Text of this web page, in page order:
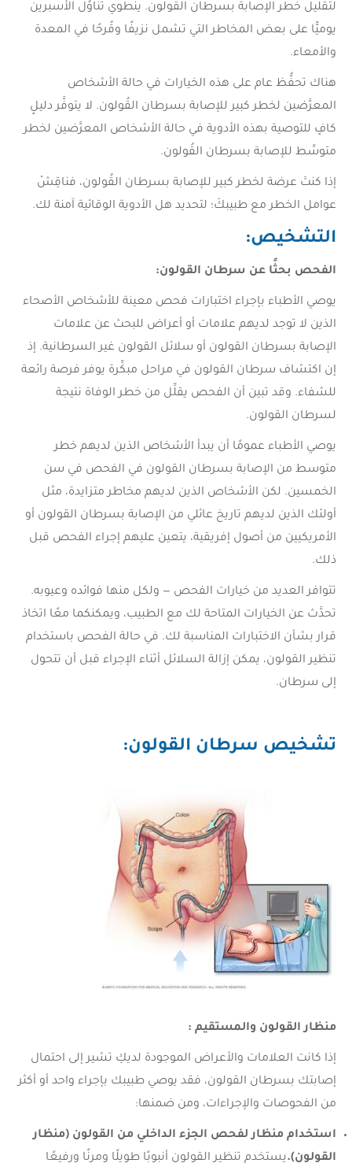
لتقليل خطر الإصابة بسرطان القُولون. ينطوي تناوُل الأسبرين
يوميًّا على بعض المخاطر التي تشمل نزيفًا وقُرحًا في المعدة
والأمعاء.
هناك تحفُّظ عام على هذه الخيارات في حالة الأشخاص
المعرَّضين لخطر كبير للإصابة بسرطان القُولون. لا يتوفَّر دليلٍ
كافٍ للتوصية بهذه الأدوية في حالة الأشخاص المعرَّضين لخطر
متوسِّط للإصابة بسرطان القُولون.
إذا كنتَ عرضة لخطر كبير للإصابة بسرطان القُولون، فناقِشْ
عوامل الخطر مع طبيبكَ؛ لتحديد هل الأدوية الوقائية آمنة لك.
التشخيص:
الفحص بحثًا عن سرطان القولون:
يوصي الأطباء بإجراء اختبارات فحص معينة للأشخاص الأصحاء
الذين لا توجد لديهم علامات أو أعراض للبحث عن علامات
الإصابة بسرطان القولون أو سلائل القولون غير السرطانية. إذ
إن اكتشاف سرطان القولون في مراحل مبكِّرة يوفر فرصة رائعة
للشفاء. وقد تبين أن الفحص يقلِّل من خطر الوفاة نتيجة
لسرطان القولون.
يوصي الأطباء عمومًا أن يبدأ الأشخاص الذين لديهم خطر
متوسط من الإصابة بسرطان القولون في الفحص في سن
الخمسين. لكن الأشخاص الذين لديهم مخاطر متزايدة، مثل
أولئك الذين لديهم تاريخ عائلي من الإصابة بسرطان القولون أو
الأمريكيين من أصول إفريقية، يتعين عليهم إجراء الفحص قبل
ذلك.
تتوافر العديد من خيارات الفحص — ولكل منها فوائده وعيوبه.
تحدَّث عن الخيارات المتاحة لك مع الطبيب، ويمكنكما معًا اتخاذ
قرار بشأن الاختبارات المناسبة لك. في حالة الفحص باستخدام
تنظير القولون، يمكن إزالة السلائل أثناء الإجراء قبل أن تتحول
إلى سرطان.
تشخيص سرطان القولون:
منظار القولون والمستقيم :
إذا كانت العلامات والأعراض الموجودة لديكِ تشير إلى احتمال
إصابتك بسرطان القولون، فقد يوصي طبيبك بإجراء واحد أو أكثر
من الفحوصات والإجراءات، ومن ضمنها:
استخدام منظار لفحص الجزء الداخلي من القولون (منظار
القولون).يستخدم تنظير القولون أنبوبًا طويلًا ومرنًا ورفيعًا